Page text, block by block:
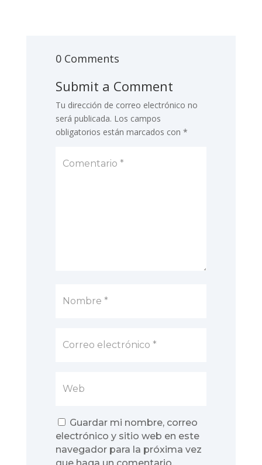
0 Comments
Submit a Comment
Tu dirección de correo electrónico no
será publicada. Los campos
obligatorios están marcados con *
Guardar mi nombre, correo
electrónico y sitio web en este
navegador para la próxima vez